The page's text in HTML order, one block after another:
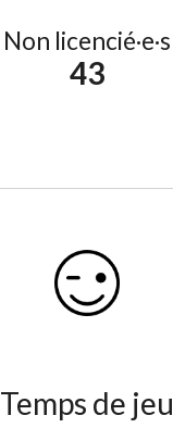
Non licencié·e·s
43
Temps de jeu